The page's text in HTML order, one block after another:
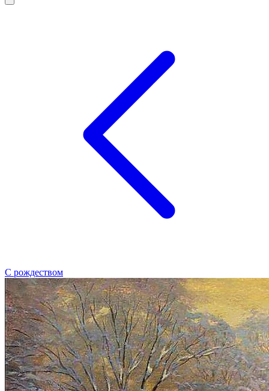
С рождеством